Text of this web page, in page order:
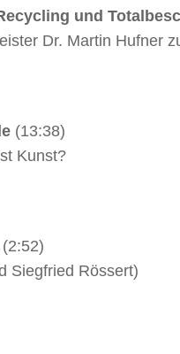
und
Dr. Martin Hufner
(13:38)
Kunst?
(2:52)
Siegfried Rössert)